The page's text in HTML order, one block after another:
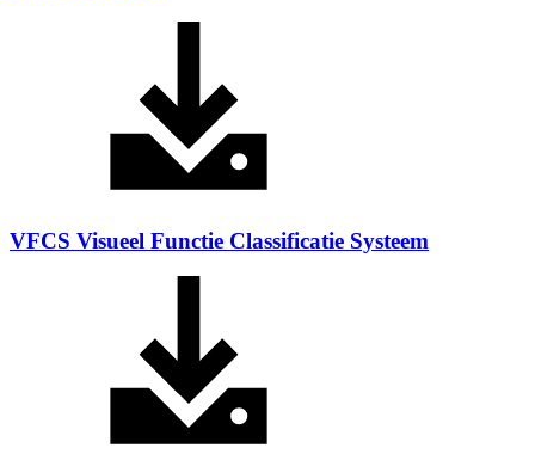
VFCS Visueel Functie Classificatie Systeem